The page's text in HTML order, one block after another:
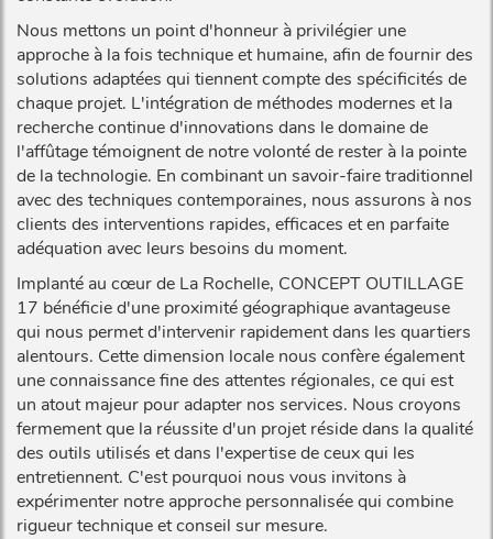
Nous mettons un point d'honneur à privilégier une
approche à la fois technique et humaine, afin de fournir des
solutions adaptées qui tiennent compte des spécificités de
chaque projet. L'intégration de méthodes modernes et la
recherche continue d'innovations dans le domaine de
l'affûtage témoignent de notre volonté de rester à la pointe
de la technologie. En combinant un savoir-faire traditionnel
avec des techniques contemporaines, nous assurons à nos
clients des interventions rapides, efficaces et en parfaite
adéquation avec leurs besoins du moment.
Implanté au cœur de La Rochelle, CONCEPT OUTILLAGE
17 bénéficie d'une proximité géographique avantageuse
qui nous permet d'intervenir rapidement dans les quartiers
alentours. Cette dimension locale nous confère également
une connaissance fine des attentes régionales, ce qui est
un atout majeur pour adapter nos services. Nous croyons
fermement que la réussite d'un projet réside dans la qualité
des outils utilisés et dans l'expertise de ceux qui les
entretiennent. C'est pourquoi nous vous invitons à
expérimenter notre approche personnalisée qui combine
rigueur technique et conseil sur mesure.